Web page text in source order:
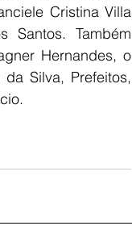
Cristina Villa
Santos. Também
Hernandes, o
Silva, Prefeitos,